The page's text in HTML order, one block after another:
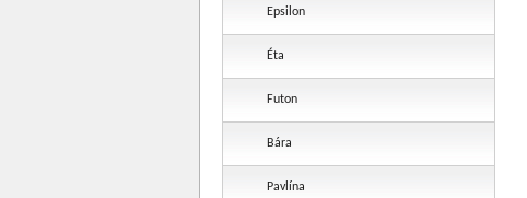
Epsilon
Éta
Futon
Bára
Pavlína